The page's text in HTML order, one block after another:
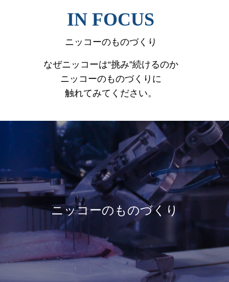
IN FOCUS
ニッコーのものづくり
なぜニッコーは“挑み”続けるのか
ニッコーのものづくりに
触れてみてください。
ニッコーのものづくり